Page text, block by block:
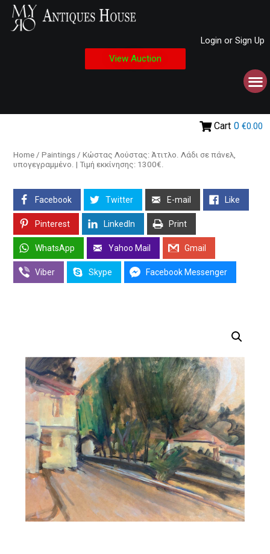
Login or Sign Up
View Auction
Cart 0 €0.00
Home / Paintings / Κώστας Λούστας: Άτιτλο. Λάδι σε πάνελ,
υπογεγραμμένο. | Τιμή εκκίνησης: 1300€.
Facebook Twitter E-mail Like
Pinterest LinkedIn Print
WhatsApp Yahoo Mail Gmail
Viber Skype Facebook Messenger